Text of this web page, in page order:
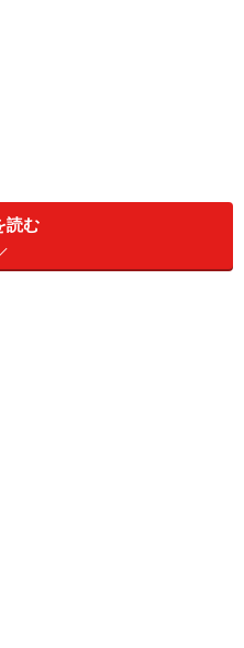
張で日本各地をめぐる趣
て愛の逃避行に、また只
読む